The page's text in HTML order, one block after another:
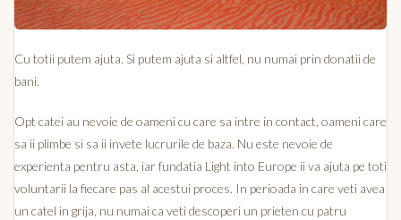
Cu totii putem ajuta. Si putem ajuta si altfel, nu numai prin donatii de
bani.
Opt catei au nevoie de oameni cu care sa intre in contact, oameni care
sa ii plimbe si sa ii invete lucrurile de baza. Nu este nevoie de
experienta pentru asta, iar fundatia Light into Europe ii va ajuta pe toti
voluntarii la fiecare pas al acestui proces. In perioada in care veti avea
un catel in grija, nu numai ca veti descoperi un prieten cu patru